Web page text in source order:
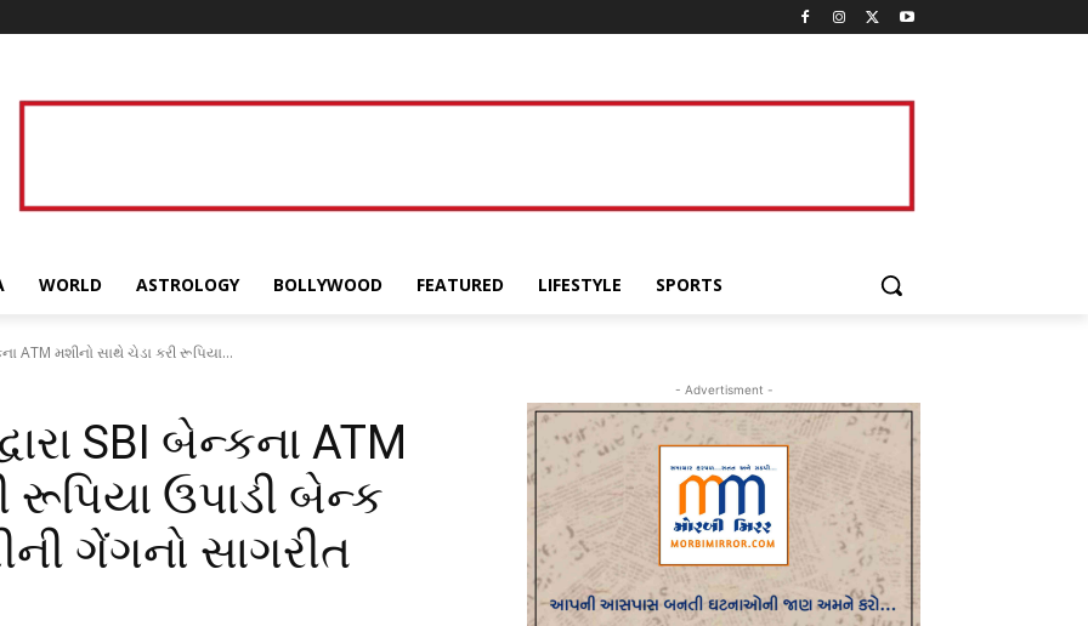
WORLD ASTROLOGY BOLLYWOOD FEATURED LIFESTYLE SPORTS
ATM મશીનો સાથે ચેડા કરી રૂપિયા...
SBI બેન્કના ATM
રૂપિયા ઉપાડી બેન્ક
ગેંગનો સાગરીત
- Advertisment -